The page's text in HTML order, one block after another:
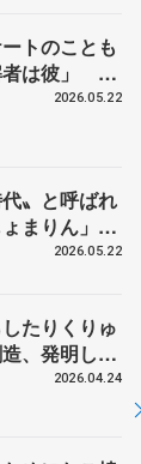
トのことも
者は彼」 引
語った競技
2026.05.22
〟と呼ばれ
まりん」ら
内の競争激
2026.05.22
たりくりゅ
、発明した
2026.04.24